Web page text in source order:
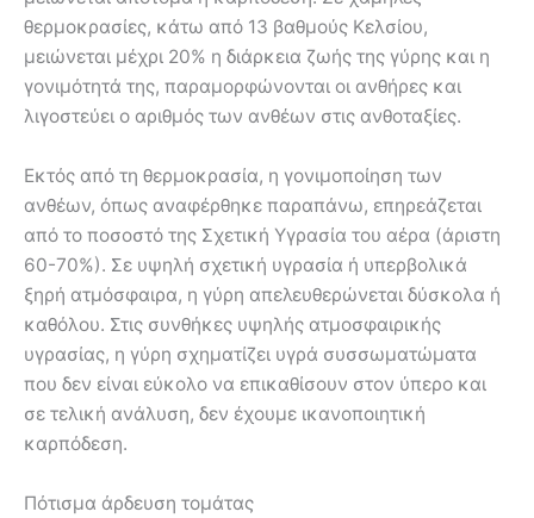
θερμοκρασίες, κάτω από 13 βαθμούς Κελσίου,
μειώνεται μέχρι 20% η διάρκεια ζωής της γύρης και η
γονιμότητά της, παραμορφώνονται οι ανθήρες και
λιγοστεύει ο αριθμός των ανθέων στις ανθοταξίες.
Εκτός από τη θερμοκρασία, η γονιμοποίηση των
ανθέων, όπως αναφέρθηκε παραπάνω, επηρεάζεται
από το ποσοστό της Σχετική Υγρασία του αέρα (άριστη
60-70%). Σε υψηλή σχετική υγρασία ή υπερβολικά
ξηρή ατμόσφαιρα, η γύρη απελευθερώνεται δύσκολα ή
καθόλου. Στις συνθήκες υψηλής ατμοσφαιρικής
υγρασίας, η γύρη σχηματίζει υγρά συσσωματώματα
που δεν είναι εύκολο να επικαθίσουν στον ύπερο και
σε τελική ανάλυση, δεν έχουμε ικανοποιητική
καρπόδεση.
Πότισμα άρδευση τομάτας